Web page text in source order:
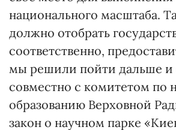
национального масштаба.
должно отобрать
соответственно,
мы решили пойти дальше и
совмест­но с комитетом по
образованию Верховной
закон о научном парке